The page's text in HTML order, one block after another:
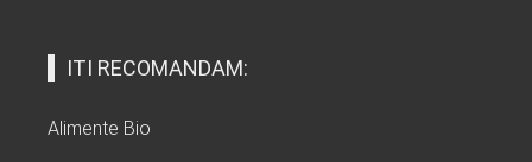
ITI RECOMANDAM:
Alimente Bio